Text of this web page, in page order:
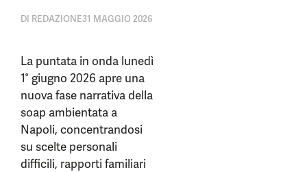
DI REDAZIONE31 MAGGIO 2026
La puntata in onda lunedì
1° giugno 2026 apre una
nuova fase narrativa della
soap ambientata a
Napoli, concentrandosi
su scelte personali
difficili, rapporti familiari